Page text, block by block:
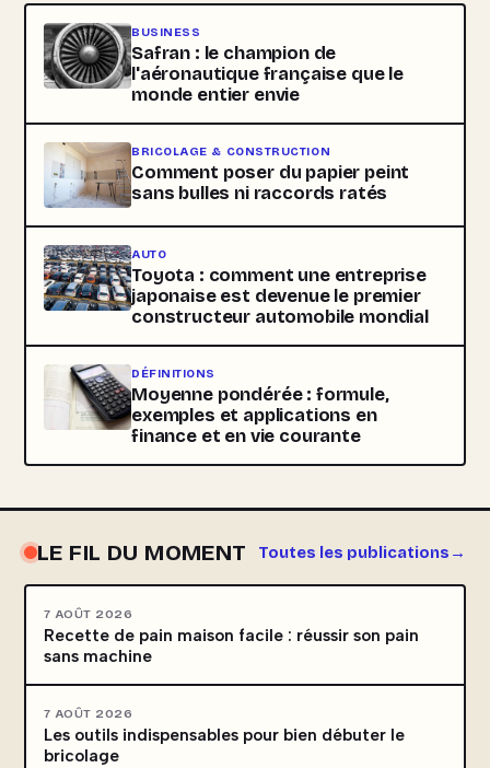
BUSINESS
Safran : le champion de
l'aéronautique française que le
monde entier envie
BRICOLAGE & CONSTRUCTION
Comment poser du papier peint
sans bulles ni raccords ratés
AUTO
Toyota : comment une entreprise
japonaise est devenue le premier
constructeur automobile mondial
DÉFINITIONS
Moyenne pondérée : formule,
exemples et applications en
finance et en vie courante
LE FIL DU MOMENT Toutes les publications
7 AOÛT 2026
Recette de pain maison facile : réussir son pain
sans machine
7 AOÛT 2026
Les outils indispensables pour bien débuter le
bricolage